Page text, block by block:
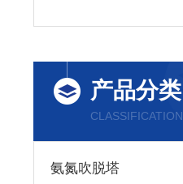
产品分类
CLASSIFICATION
氨氮吹脱塔